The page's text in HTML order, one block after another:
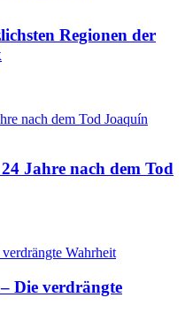
Regionen der
Jahre nach dem Tod
Die verdrängte